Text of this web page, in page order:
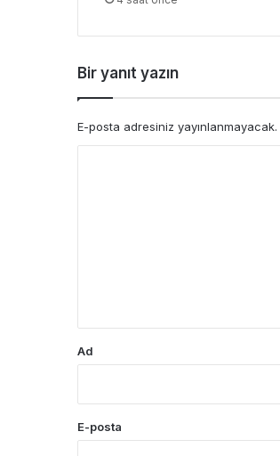
Bir yanıt yazın
E-posta adresiniz yayınlanmayacak.
Ad
E-posta